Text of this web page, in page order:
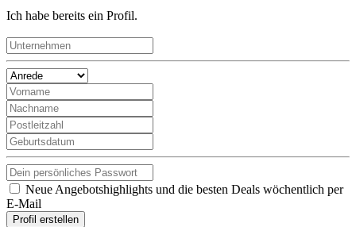
Ich habe bereits ein Profil.
Neue Angebotshighlights und die besten Deals wöchentlich per
E-Mail
Profil erstellen